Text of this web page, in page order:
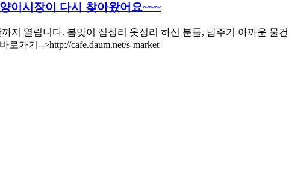
이시장이 다시 찾아왔어요~~~
지 열립니다. 봄맞이 집정리 옷정리 하신 분들, 남주기 아까운 물
가기-->http://cafe.daum.net/s-market